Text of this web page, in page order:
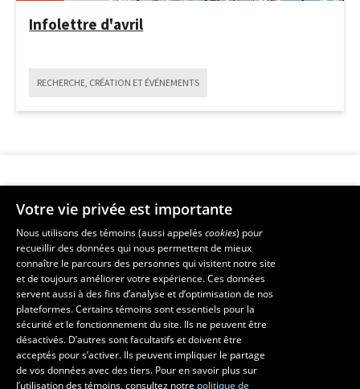
Infolettre d'avril
2
avril
2025
RECHERCHE, CRÉATION ET ÉVÉNEMENTS
Faculté de musique
Pavillon Louis-Jacques-Casault
1055, avenue du Séminaire
, Québec (Québec)  G1V 0A6
Téléphone: 418 656-7061
Suivez-nous sur Facebook
Suivez-nous sur YouTube
Votre vie privée est importante
Nous utilisons des témoins (aussi appeléscookies) pour
recueillir des données qui nous permettent de mieux
connaître le parcours des personnes qui visitent notre site
et de toujours améliorer votre expérience. Ces données
servent aussi à des fins d’analyse et d’optimisation de nos
plateformes. Certains témoins sont essentiels pour la
sécurité et le fonctionnement du site. Ils ne peuvent être
désactivés. D’autres sont facultatifs et doivent être
acceptés pour s’activer. Ils peuvent impliquer le partage
de vos données avec des tiers. Pour en savoir plus sur
l’utilisation des témoins, consultez notre politique de